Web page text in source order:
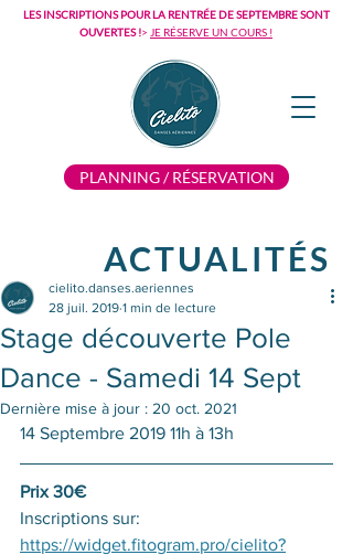
PLANNING / RÉSERVATION
LES INSCRIPTIONS POUR LA RENTRÉE DE SEPTEMBRE SONT
OUVERTES !> JE RÉSERVE UN COURS !
ACTUALITÉS
Stage découverte Pole
Dance - Samedi 14 Sept
cielito.danses.aeriennes
28 juil. 2019 1 min de lecture
Dernière mise à jour : 20 oct. 2021
14 Septembre 2019 11h à 13h
Prix 30€
Inscriptions sur:
https://widget.fitogram.pro/cielito?